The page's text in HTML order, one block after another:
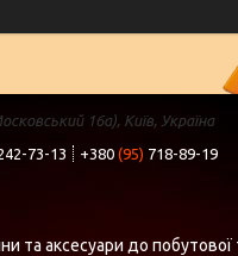
16а), Київ, Україна
73-13 +380 (95) 718-89-19
та аксесуари до побутової